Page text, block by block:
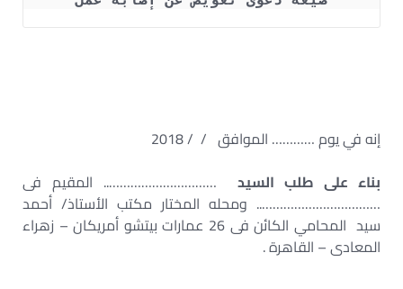
إنه في يوم ………… الموافق / / 2018
بناء على طلب السيد………………………….. المقيم فى
…………………………….. ومحله المختار مكتب الأستاذ/ أحمد
سيد المحامي الكائن فى 26 عمارات بيتشو أمريكان – زهراء
المعادى – القاهرة .